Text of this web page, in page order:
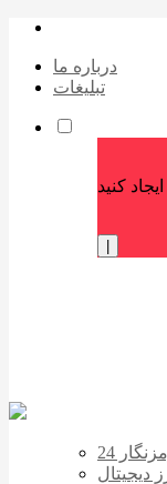
درباره ما
تبلیغات
24
دیجیتال